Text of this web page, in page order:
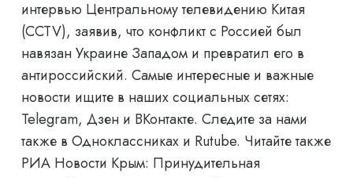
интервью Центральному телевидению Китая
(CCTV), заявив, что конфликт с Россией был
навязан Украине Западом и превратил его в
антироссийский. Самые интересные и важные
новости ищите в наших социальных сетях:
Telegram, Дзен и ВКонтакте. Следите за нами
также в Одноклассниках и Rutube. Читайте также
РИА Новости Крым: Принудительная